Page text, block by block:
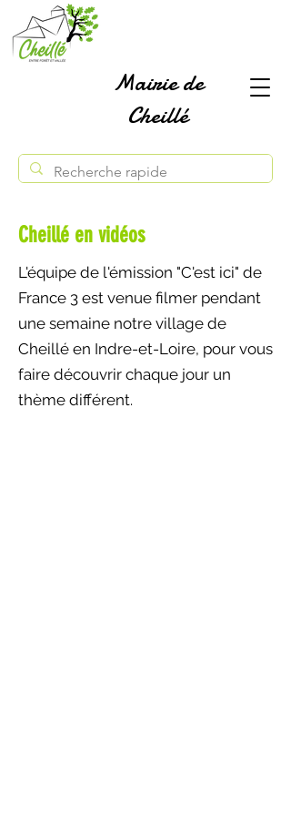
Mairie de
Cheillé
Cheillé en vidéos
L'équipe de l'émission "C'est ici" de
France 3 est venue filmer pendant
une semaine notre village de
Cheillé en Indre-et-Loire, pour vous
faire découvrir chaque jour un
thème différent.